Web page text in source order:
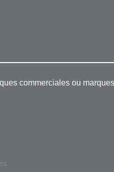
commerciales ou